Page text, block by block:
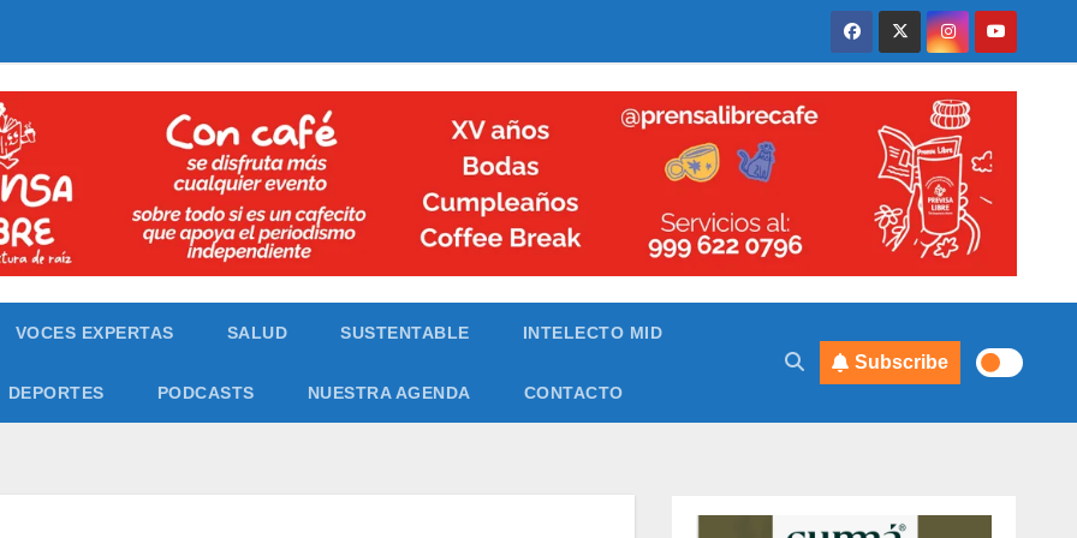
VOCES EXPERTAS SALUD SUSTENTABLE INTELECTO MID
DEPORTES PODCASTS NUESTRA AGENDA CONTACTO
Subscribe